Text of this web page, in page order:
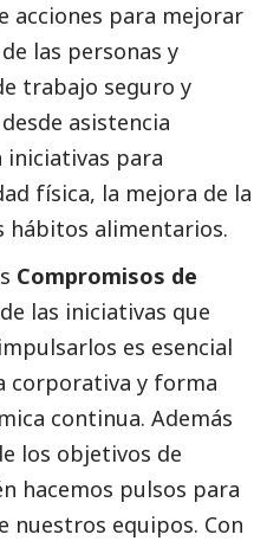
acciones para mejorar
las personas y
trabajo seguro y
asistencia
para
física, la mejora de la
hábitos alimentarios.
Compromisos de
las iniciativas que
es esencial
corporativa y forma
continua. Además
los objetivos de
hacemos pulsos para
nuestros equipos. Con